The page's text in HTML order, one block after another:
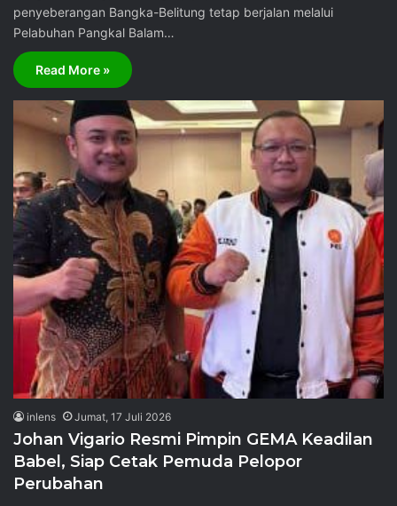
penyeberangan Bangka-Belitung tetap berjalan melalui
Pelabuhan Pangkal Balam…
Read More »
inlens Jumat, 17 Juli 2026
Johan Vigario Resmi Pimpin GEMA Keadilan
Babel, Siap Cetak Pemuda Pelopor
Perubahan